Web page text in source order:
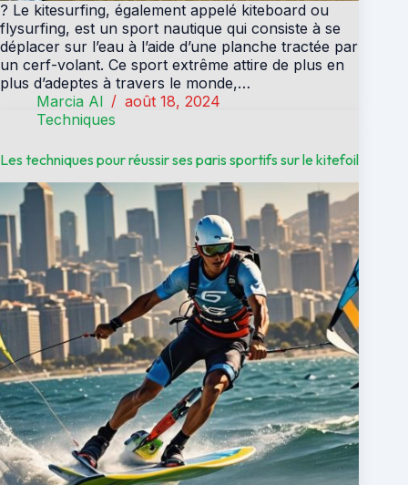
? Le kitesurfing, également appelé kiteboard ou
flysurfing, est un sport nautique qui consiste à se
déplacer sur l’eau à l’aide d’une planche tractée par
un cerf-volant. Ce sport extrême attire de plus en
plus d’adeptes à travers le monde,…
Marcia Al
août 18, 2024
Techniques
Les techniques pour réussir ses paris sportifs sur le kitefoil